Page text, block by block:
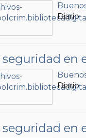
Diario
en
Diario
en